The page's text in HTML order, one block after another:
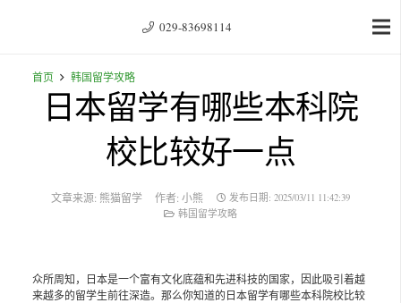
029-83698114
首页 韩国留学攻略
日本留学有哪些本科院
校比较好一点
文章来源: 熊猫留学 作者:小熊 发布日期: 2025/03/11 11:42:39
韩国留学攻略
众所周知，日本是一个富有文化底蕴和先进科技的国家，因此吸引着越
来越多的留学生前往深造。那么你知道的日本留学有哪些本科院校比较